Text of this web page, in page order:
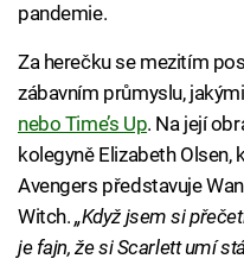
pandemie.
Za herečku se mezitím
zábavním průmyslu,
nebo Time’s Up. Na její
kolegyně Elizabeth
Avengers představuje
Witch. „Když jsem si
je fajn, že si Scarlett umí